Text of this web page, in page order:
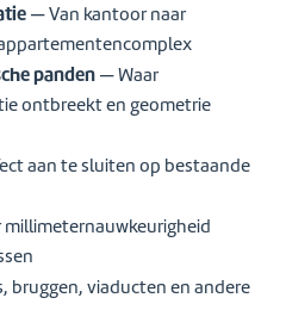
— Van kantoor naar
panden — Waar
ontbreekt en geometrie
aan te sluiten op bestaande
millimeternauwkeurigheid
bruggen, viaducten en andere